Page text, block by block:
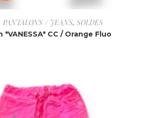
PANTALONS / JEANS, SOLDES
CC / Orange Fluo